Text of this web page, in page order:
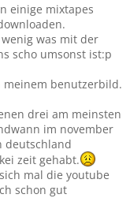
einige mixtapes
was mit der
scho umsonst ist:p
benutzerbild.
drei am meinsten
im november
deutschland
zeit gehabt.
mal die youtube
schon gut